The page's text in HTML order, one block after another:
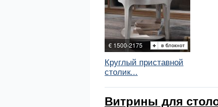
€ 1500-2175
Круглый приставной
столик...
Витрины для